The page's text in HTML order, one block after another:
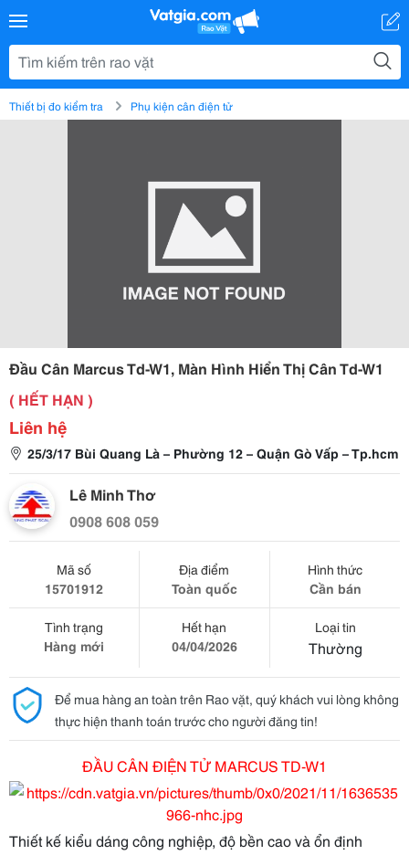
Thiết bị đo kiểm tra Phụ kiện cân điện tử
Đầu Cân Marcus Td-W1, Màn Hình Hiển Thị Cân Td-W1
( HẾT HẠN )
Liên hệ
25/3/17 Bùi Quang Là – Phường 12 – Quận Gò Vấp – Tp.hcm
Lê Minh Thơ
0908 608 059
Mã số
15701912
Địa điểm
Toàn quốc
Hình thức
Cần bán
Tình trạng
Hàng mới
Hết hạn
04/04/2026
Loại tin
Thường
Để mua hàng an toàn trên Rao vặt, quý khách vui lòng không
thực hiện thanh toán trước cho người đăng tin!
ĐẦU CÂN ĐIỆN TỬ MARCUS TD-W1
Thiết kế kiểu dáng công nghiệp, độ bền cao và ổn định